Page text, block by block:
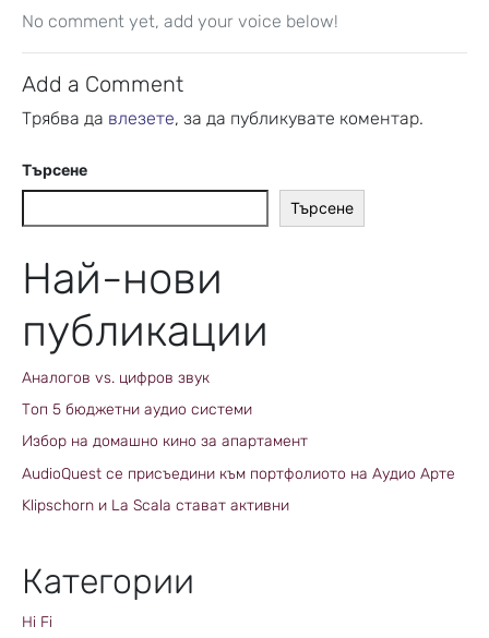
No comment yet, add your voice below!
Add a Comment
Трябва да влезете, за да публикувате коментар.
Търсене
Търсене
Най-нови
публикации
Аналогов vs. цифров звук
Топ 5 бюджетни аудио системи
Избор на домашно кино за апартамент
AudioQuest се присъедини към портфолиото на Аудио Арте
Klipschorn и La Scala стават активни
Категории
Hi Fi